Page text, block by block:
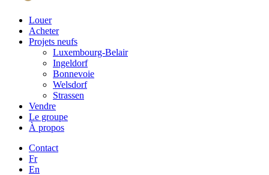
Louer
Acheter
Projets neufs
Luxembourg-Belair
Ingeldorf
Bonnevoie
Welsdorf
Strassen
Vendre
Le groupe
À propos
Contact
Fr
En